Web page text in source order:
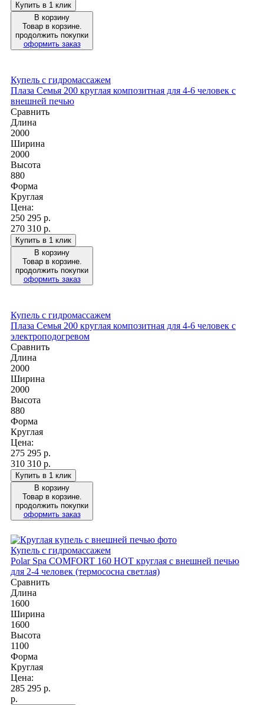
Купить в 1 клик
В корзину
Товар в корзине.
продолжить покупки
оформить заказ
Купель с гидромассажем
Плаза Семья 200 круглая композитная для 4-6 человек с
внешней печью
Сравнить
Длина
2000
Ширина
2000
Высота
880
Форма
Круглая
Цена:
250 295 р.
270 310 р.
Купить в 1 клик
В корзину
Товар в корзине.
продолжить покупки
оформить заказ
Купель с гидромассажем
Плаза Семья 200 круглая композитная для 4-6 человек с
электроподогревом
Сравнить
Длина
2000
Ширина
2000
Высота
880
Форма
Круглая
Цена:
275 295 р.
310 310 р.
Купить в 1 клик
В корзину
Товар в корзине.
продолжить покупки
оформить заказ
Купель с гидромассажем
Polar Spa COMFORT 160 HOT круглая с внешней печью
для 2-4 человек (термососна светлая)
Сравнить
Длина
1600
Ширина
1600
Высота
1100
Форма
Круглая
Цена:
285 295 р.
р.